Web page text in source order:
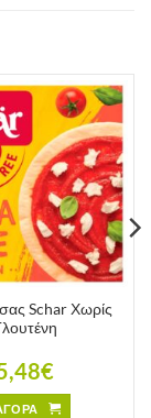
Schar Χωρίς
€